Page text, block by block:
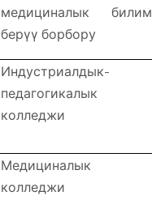
медициналык билим
берүү борбору
Индустриалдык-
педагогикалык
колледжи
Медициналык
колледжи